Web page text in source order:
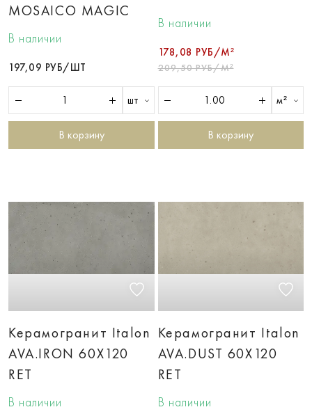
MOSAICO MAGIC
В наличии
197,09 РУБ/ШТ
шт
В корзину
В наличии
178,08 РУБ/М²
209,50 РУБ/М²
м²
В корзину
Керамогранит Italon
AVA.IRON 60X120
RET
В наличии
Керамогранит Italon
AVA.DUST 60X120
RET
В наличии